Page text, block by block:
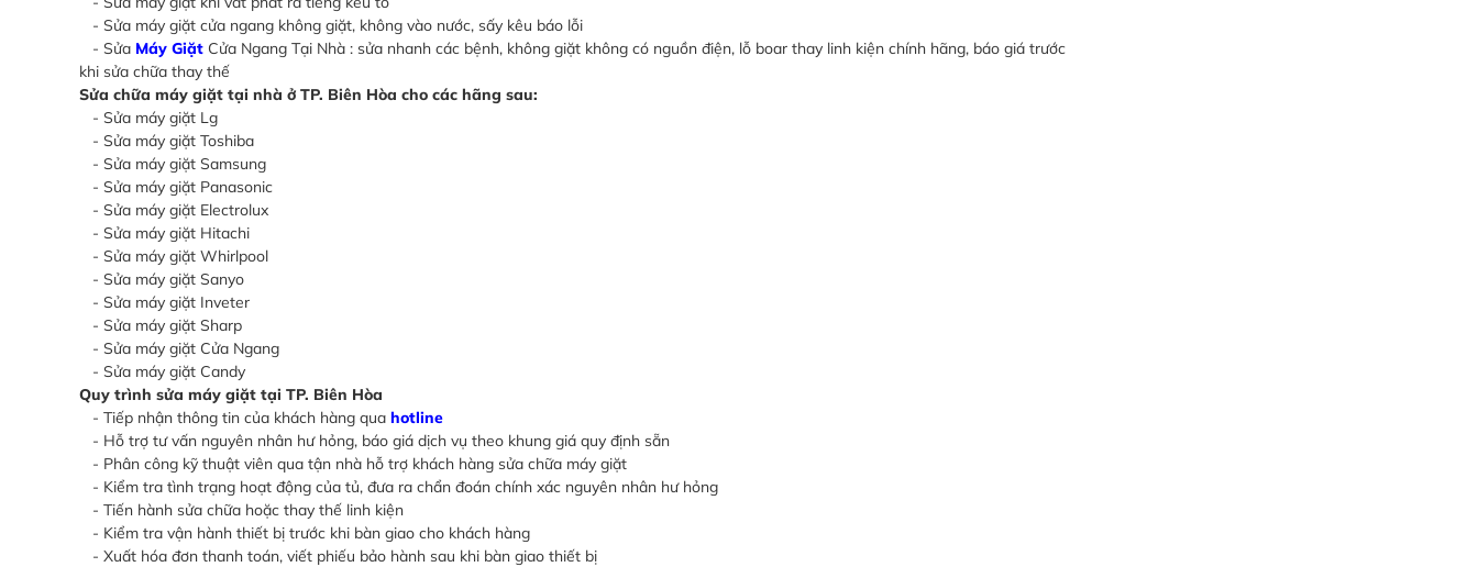
- Sửa máy giặt cửa ngang không giặt, không vào nước, sấy kêu báo lỗi
- Sửa Máy Giặt Cửa Ngang Tại Nhà : sửa nhanh các bệnh, không giặt không có nguồn điện, lỗ boar thay linh kiện chính hãng, báo giá trước
khi sửa chữa thay thế
Sửa chữa máy giặt tại nhà ở TP. Biên Hòa cho các hãng sau:
- Sửa máy giặt Lg
- Sửa máy giặt Toshiba
- Sửa máy giặt Samsung
- Sửa máy giặt Panasonic
- Sửa máy giặt Electrolux
- Sửa máy giặt Hitachi
- Sửa máy giặt Whirlpool
- Sửa máy giặt Sanyo
- Sửa máy giặt Inveter
- Sửa máy giặt Sharp
- Sửa máy giặt Cửa Ngang
- Sửa máy giặt Candy
Quy trình sửa máy giặt tại TP. Biên Hòa
- Tiếp nhận thông tin của khách hàng qua hotline
- Hỗ trợ tư vấn nguyên nhân hư hỏng, báo giá dịch vụ theo khung giá quy định sẵn
- Phân công kỹ thuật viên qua tận nhà hỗ trợ khách hàng sửa chữa máy giặt
- Kiểm tra tình trạng hoạt động của tủ, đưa ra chẩn đoán chính xác nguyên nhân hư hỏng
- Tiến hành sửa chữa hoặc thay thế linh kiện
- Kiểm tra vận hành thiết bị trước khi bàn giao cho khách hàng
- Xuất hóa đơn thanh toán, viết phiếu bảo hành sau khi bàn giao thiết bị